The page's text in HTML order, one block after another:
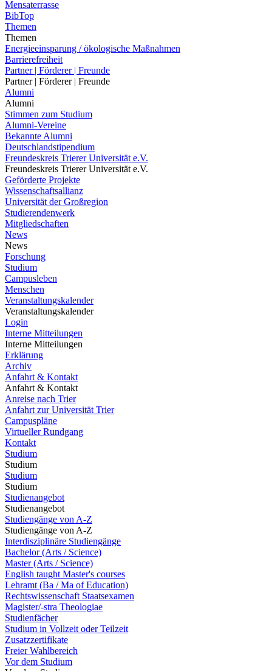
Mensaterrasse
BibTop
Themen
Themen
Energieeinsparung / ökologische Maßnahmen
Barrierefreiheit
Partner | Förderer | Freunde
Partner | Förderer | Freunde
Alumni
Alumni
Stimmen zum Studium
Alumni-Vereine
Bekannte Alumni
Deutschlandstipendium
Freundeskreis Trierer Universität e.V.
Freundeskreis Trierer Universität e.V.
Geförderte Projekte
Wissenschaftsallianz
Universität der Großregion
Studierendenwerk
Mitgliedschaften
News
News
Forschung
Studium
Campusleben
Menschen
Veranstaltungskalender
Veranstaltungskalender
Login
Interne Mitteilungen
Interne Mitteilungen
Erklärung
Archiv
Anfahrt & Kontakt
Anfahrt & Kontakt
Anreise nach Trier
Anfahrt zur Universität Trier
Campuspläne
Virtueller Rundgang
Kontakt
Studium
Studium
Studium
Studium
Studienangebot
Studienangebot
Studiengänge von A-Z
Studiengänge von A-Z
Interdisziplinäre Studiengänge
Bachelor (Arts / Science)
Master (Arts / Science)
English taught Master's courses
Lehramt (Ba / Ma of Education)
Rechtswissenschaft Staatsexamen
Magister/-stra Theologiae
Studienfächer
Studium in Vollzeit oder Teilzeit
Zusatzzertifikate
Freier Wahlbereich
Vor dem Studium